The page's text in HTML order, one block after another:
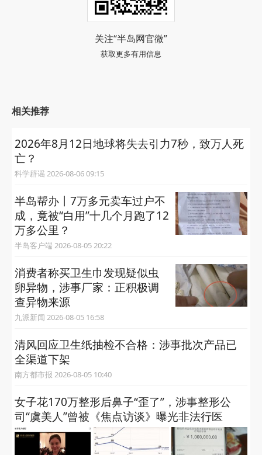
获取更多有用信息
相关推荐
2026年8月12日地球将失去引力7秒，致万人死
亡？
科学辟谣 2026-08-06 09:15
半岛帮办丨7万多元卖车过户不
万多公里？
半岛客户端 2026-08-05 20:22
卵异物，涉事厂家：正积极调
查异物来源
九派新闻 2026-08-05 16:58